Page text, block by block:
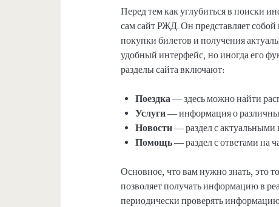
Перед тем как углубиться в поиски
сам сайт РЖД. Он представляет
покупки билетов и получения
удобный интерфейс, но иногда его
разделы сайта включают:
Поездка— здесь можно найти
Услуги— информация о
Новости— раздел с
Помощь— раздел с ответами на
Основное, что вам нужно знать, это
позволяет получать информацию в
периодически проверять